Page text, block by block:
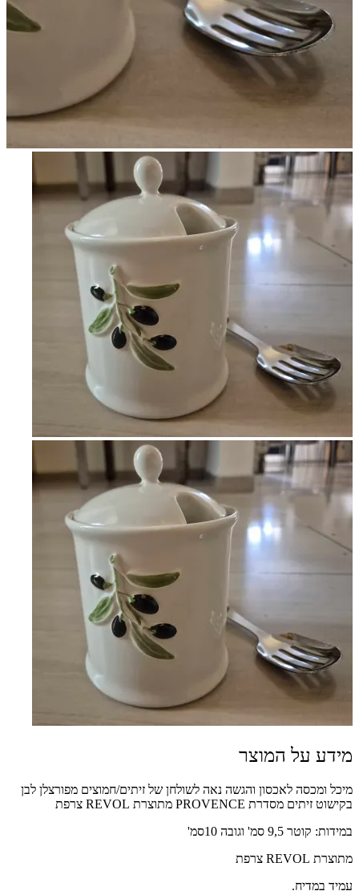
מידע על המוצר
מיכל ומכסה לאכסון והגשה נאה לשולחן של זיתים/חמוצים מפורצלן לבן
בקישוט זיתים מסדרת PROVENCE מתוצרת REVOL צרפת
במידות: קוטר 9,5 סמ' וגובה 10סמ'
מתוצרת REVOL צרפת
עמיד במדיח.